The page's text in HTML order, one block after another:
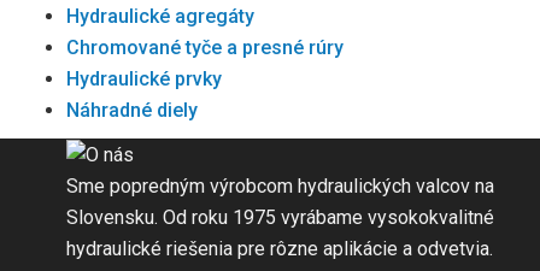
Hydraulické agregáty
Chromované tyče a presné rúry
Hydraulické prvky
Náhradné diely
Sme popredným výrobcom hydraulických valcov na
Slovensku. Od roku 1975 vyrábame vysokokvalitné
hydraulické riešenia pre rôzne aplikácie a odvetvia.